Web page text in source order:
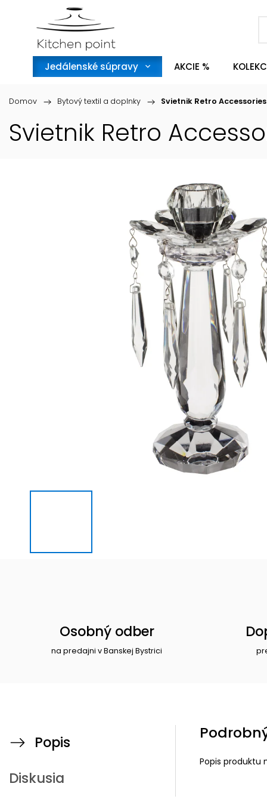
Jedálenské súpravy AKCIE %
Domov / Bytový textil a doplnky / Svietnik Retro
Svietnik Retro
Osobný odber
na predajni v Banskej Bystrici
Popis
Diskusia
Popis produktu